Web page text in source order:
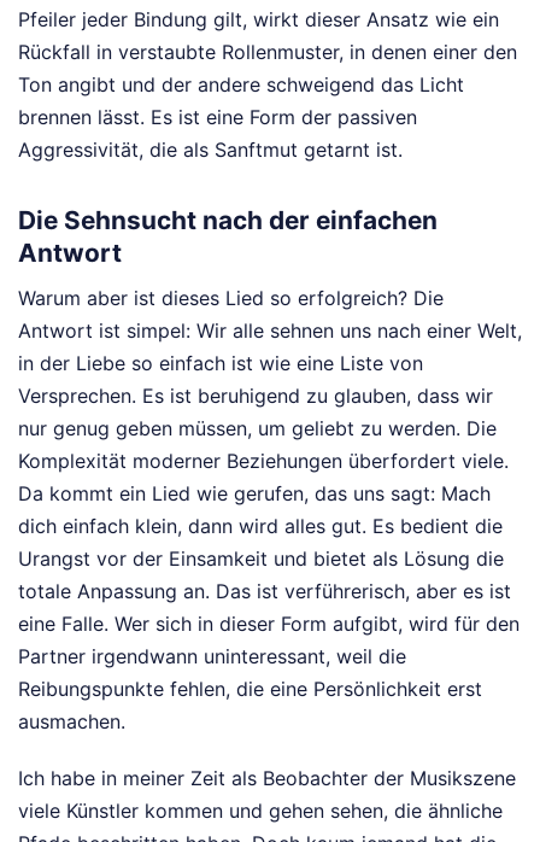
Pfeiler jeder Bindung gilt, wirkt dieser Ansatz wie ein
Rückfall in verstaubte Rollenmuster, in denen einer den
Ton angibt und der andere schweigend das Licht
brennen lässt. Es ist eine Form der passiven
Aggressivität, die als Sanftmut getarnt ist.
Die Sehnsucht nach der einfachen
Antwort
Warum aber ist dieses Lied so erfolgreich? Die
Antwort ist simpel: Wir alle sehnen uns nach einer Welt,
in der Liebe so einfach ist wie eine Liste von
Versprechen. Es ist beruhigend zu glauben, dass wir
nur genug geben müssen, um geliebt zu werden. Die
Komplexität moderner Beziehungen überfordert viele.
Da kommt ein Lied wie gerufen, das uns sagt: Mach
dich einfach klein, dann wird alles gut. Es bedient die
Urangst vor der Einsamkeit und bietet als Lösung die
totale Anpassung an. Das ist verführerisch, aber es ist
eine Falle. Wer sich in dieser Form aufgibt, wird für den
Partner irgendwann uninteressant, weil die
Reibungspunkte fehlen, die eine Persönlichkeit erst
ausmachen.
Ich habe in meiner Zeit als Beobachter der Musikszene
viele Künstler kommen und gehen sehen, die ähnliche